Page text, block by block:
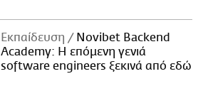
Εκπαίδευση
Novibet Backend
Academy: Η επόμενη γενιά
software engineers ξεκινά από εδώ